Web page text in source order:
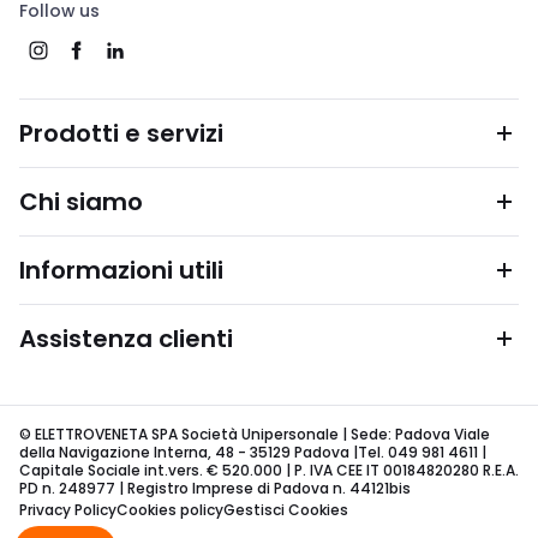
Follow us
Prodotti e servizi
Chi siamo
Informazioni utili
Assistenza clienti
© ELETTROVENETA SPA Società Unipersonale | Sede: Padova Viale
della Navigazione Interna, 48 - 35129 Padova |Tel. 049 981 4611 |
Capitale Sociale int.vers. € 520.000 | P. IVA CEE IT 00184820280 R.E.A.
PD n. 248977 | Registro Imprese di Padova n. 44121bis
Privacy PolicyCookies policyGestisci Cookies